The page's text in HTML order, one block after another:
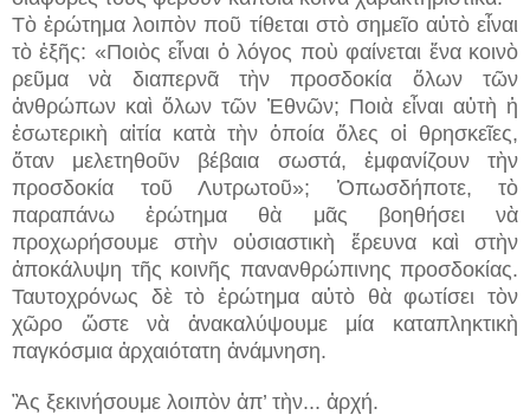
Τὸ ἐρώτημα λοιπὸν ποῦ τίθεται στὸ σημεῖο αὐτὸ εἶναι
τὸ ἑξῆς: «Ποιὸς εἶναι ὁ λόγος ποὺ φαίνεται ἕνα κοινὸ
ρεῦμα νὰ διαπερνᾶ τὴν προσδοκία ὅλων τῶν
ἀνθρώπων καὶ ὅλων τῶν Ἐθνῶν; Ποιὰ εἶναι αὐτὴ ἡ
ἐσωτερικὴ αἰτία κατὰ τὴν ὁποία ὅλες οἱ θρησκεῖες,
ὅταν μελετηθοῦν βέβαια σωστά, ἐμφανίζουν τὴν
προσδοκία τοῦ Λυτρωτοῦ»; Ὁπωσδήποτε, τὸ
παραπάνω ἐρώτημα θὰ μᾶς βοηθήσει νὰ
προχωρήσουμε στὴν οὐσιαστικὴ ἔρευνα καὶ στὴν
ἀποκάλυψη τῆς κοινῆς πανανθρώπινης προσδοκίας.
Ταυτοχρόνως δὲ τὸ ἐρώτημα αὐτὸ θὰ φωτίσει τὸν
χῶρο ὥστε νὰ ἀνακαλύψουμε μία καταπληκτικὴ
παγκόσμια ἀρχαιότατη ἀνάμνηση.
Ἂς ξεκινήσουμε λοιπὸν ἀπ’ τὴν... ἀρχή.